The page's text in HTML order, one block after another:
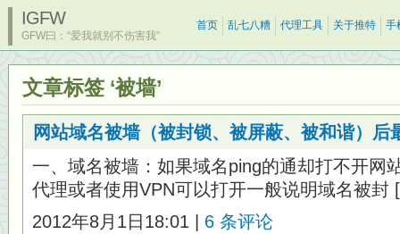
IGFW
GFW曰：“爱我就别不伤害我”
首页 乱七八糟 代理工具 关于推特 手
文章标签 ‘被墙’
网站域名被墙（被封锁、被屏蔽、被和谐）后
一、域名被墙：如果域名ping的通却打不开网
代理或者使用VPN可以打开一般说明域名被
2012年8月1日18:01 | 6 条评论